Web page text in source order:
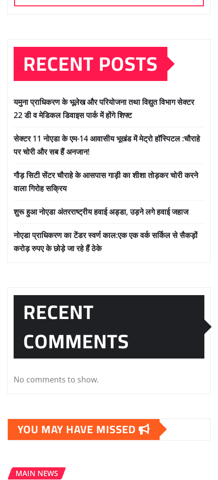
RECENT POSTS
यमुना प्राधिकरण के भूलेख और परियोजना तथा विद्युत विभाग सेक्टर
22 डी व मेडिकल डिवाइस पार्क में होंगे शिफ्ट
सेक्टर 11 नोएडा के एम-14 आवासीय भूखंड में मेट्रो हॉस्पिटल :चौराहे
पर चोरी और सब हैं अनजान!
गौड़ सिटी सेंटर चौराहे के आसपास गाड़ी का शीशा तोड़कर चोरी करने
वाला गिरोह सक्रिय
शुरू हुआ नोएडा अंतरराष्ट्रीय हवाई अड्डा, उड़ने लगे हवाई जहाज
नोएडा प्राधिकरण का टेंडर स्वर्ण काल:एक एक वर्क सर्किल से सैकड़ों
करोड़ रुपए के छोड़े जा रहे हैं ठेके
RECENT
COMMENTS
No comments to show.
YOU MAY HAVE MISSED
MAIN NEWS